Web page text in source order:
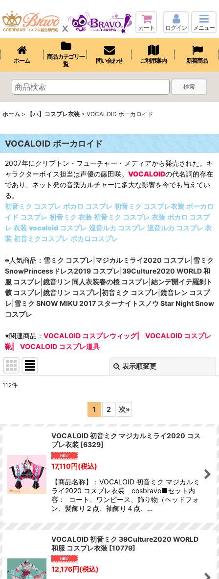
カート ログイン メニュー
ホーム
商品カテゴリ一
覧
問い合わせ ご利用案内 新着商品
検索
ホーム > 【ハ】コスプレ衣装 > VOCALOID ボーカロイド
VOCALOID ボーカロイド
2007年にクリプトン・フューチャー・メディアから発売された。キ
ャラクターボイス担当は声優の藤田咲。 VOCALOIDの代名詞的存在
であり、ネット発の音楽カルチャーに多大な影響を今でも与えてい
る。
初音ミク コスプレ ボカロ コスプレ 初音ミク コスプレ衣装 ボーカロ
イド コスプレ 初音ミク 衣装 初音ミク コスプレ 衣装 ボカロ コスプ
レ 衣装 vocaloid コスプレ 巡音ルカ コスプレ 巡音ルカ コスプレ 衣
装 初音ミクコスプレ ボカロコスプレ
※人気商品： 雪ミク コスプレ マジカルミライ2020 コスプレ 雪ミク
SnowPrincessドレス2019 コスプレ 39Culture2020 WORLD 和
服 コスプレ 鏡音リン 同人衣装春の桜 コスプレ 結ンデ開イテ羅刹ト
骸 コスプレ 鏡音リン コスプレ 初音ミク コスプレ 鏡音レン コスプ
レ 雪ミク SNOW MIKU 2017 スターナイトスノウ Star Night Snow
コスプレ
※関連商品： VOCALOID コスプレウィッグ|
VOCALOID コスプレ
靴|
VOCALOID コスプレ道具
表示順変更
絞り込む
112件
1 2 次»
VOCALOID 初音ミク マジカルミライ2020 コス
プレ衣装 [6329]
17,110円(税込)
【商品名称】：VOCALOID 初音ミク マジカルミ
ライ2020 コスプレ衣装 cosbravo■セット内
容： コート、ワンピース、飾り物（ヘッドフォ
ン、髪飾り２点、袖飾り４点、…
VOCALOID 初音ミク 39Culture2020 WORLD
和服 コスプレ衣装 [10779]
12,176円(税込)